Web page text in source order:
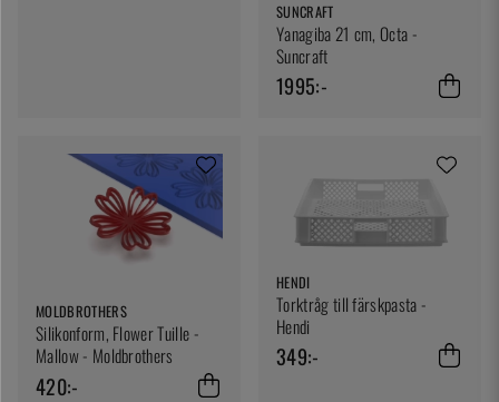
SUNCRAFT
Yanagiba 21 cm, Octa -
Suncraft
1995:-
MOLDBROTHERS
Silikonform, Flower Tuille -
Mallow - Moldbrothers
420:-
HENDI
Torktråg till färskpasta -
Hendi
349:-